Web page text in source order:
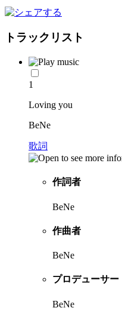
トラックリスト
1
Loving you
BeNe
歌詞
作詞者
BeNe
作曲者
BeNe
プロデューサー
BeNe